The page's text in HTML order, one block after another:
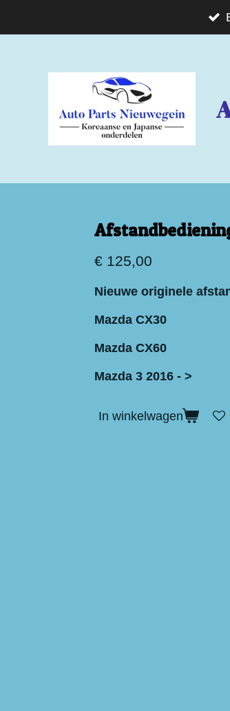
€ 125,00
Nieuwe originele
Mazda CX30
Mazda CX60
Mazda 3 2016 - >
In winkelwagen